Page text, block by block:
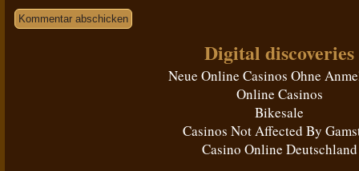
Digital discoveries
Neue Online Casinos Ohne
Online Casinos
Bikesale
Casinos Not Affected By
Casino Online Deutschland